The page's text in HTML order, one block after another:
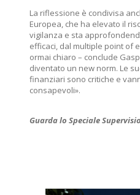
La riflessione è condivisa
Europea, che ha elevato il
vigilanza e sta
efficaci, dal multiple point of
ormai chiaro – conclude
diventato un new norm. Le
finanziari sono critiche e
consapevoli».
Guarda lo Speciale